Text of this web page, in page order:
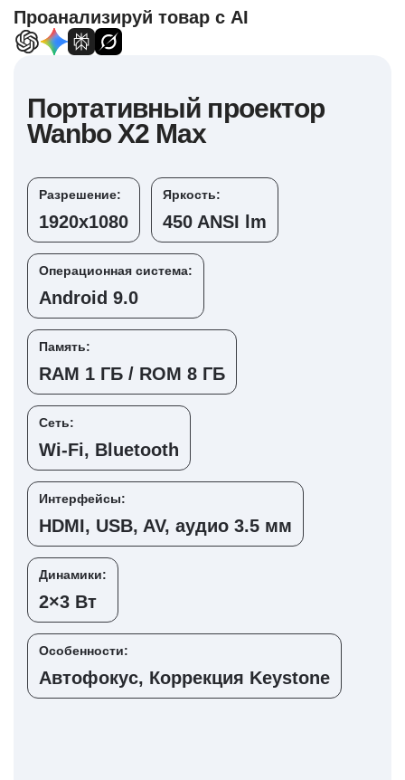
Проанализируй товар с AI
Портативный проектор
Wanbo X2 Max
Разрешение:
1920x1080
Яркость:
450 ANSI lm
Операционная система:
Android 9.0
Память:
RAM 1 ГБ / ROM 8 ГБ
Сеть:
Wi-Fi, Bluetooth
Интерфейсы:
HDMI, USB, AV, аудио 3.5 мм
Динамики:
2×3 Вт
Особенности:
Автофокус, Коррекция Keystone